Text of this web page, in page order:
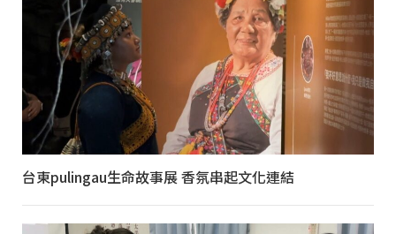
台東pulingau生命故事展 香氛串起文化連結